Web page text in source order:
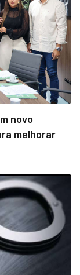
novo
melhorar